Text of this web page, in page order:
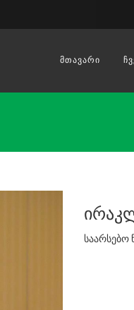
ᲛᲗᲐᲕᲐᲠᲘ
საარსებო